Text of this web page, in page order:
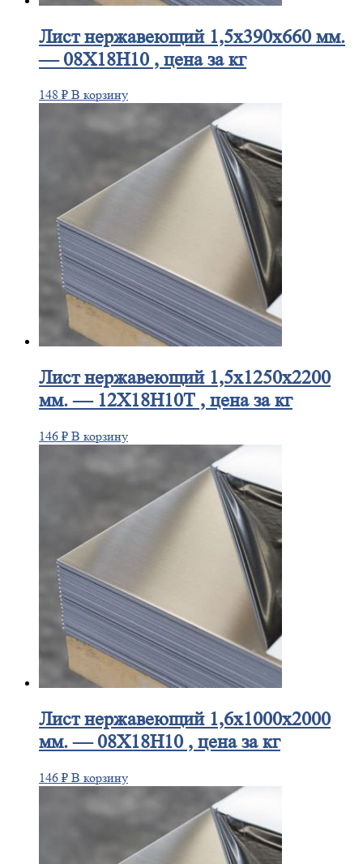
Листнержавеющий 1,5x390x660 мм.
— 08Х18Н10 , цена за кг
148 ₽ В корзину
Листнержавеющий 1,5x1250x2200
мм. — 12Х18Н10Т , цена за кг
146 ₽ В корзину
Листнержавеющий 1,6x1000x2000
мм. — 08Х18Н10 , цена за кг
146 ₽ В корзину